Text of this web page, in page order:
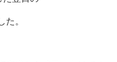
た。